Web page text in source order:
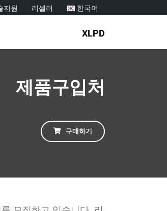
지원 리셀러 한국어
XLPD
제품구입처
구매하기